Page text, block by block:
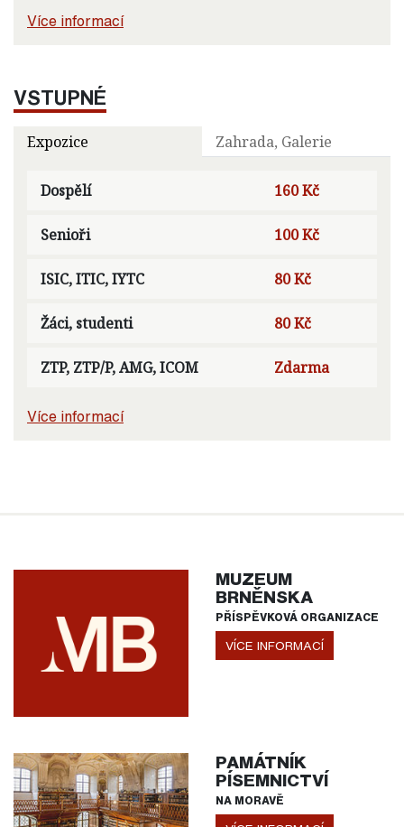
Více informací
VSTUPNÉ
Expozice Zahrada, Galerie
Dospělí 160 Kč
Senioři 100 Kč
ISIC, ITIC, IYTC 80 Kč
Žáci, studenti 80 Kč
ZTP, ZTP/P, AMG, ICOM Zdarma
Více informací
MUZEUM
BRNĚNSKA
PŘÍSPĚVKOVÁ ORGANIZACE
VÍCE INFORMACÍ
PAMÁTNÍK
PÍSEMNICTVÍ
NA MORAVĚ